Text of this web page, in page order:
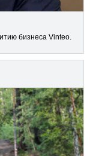
бизнеса Vinteo.